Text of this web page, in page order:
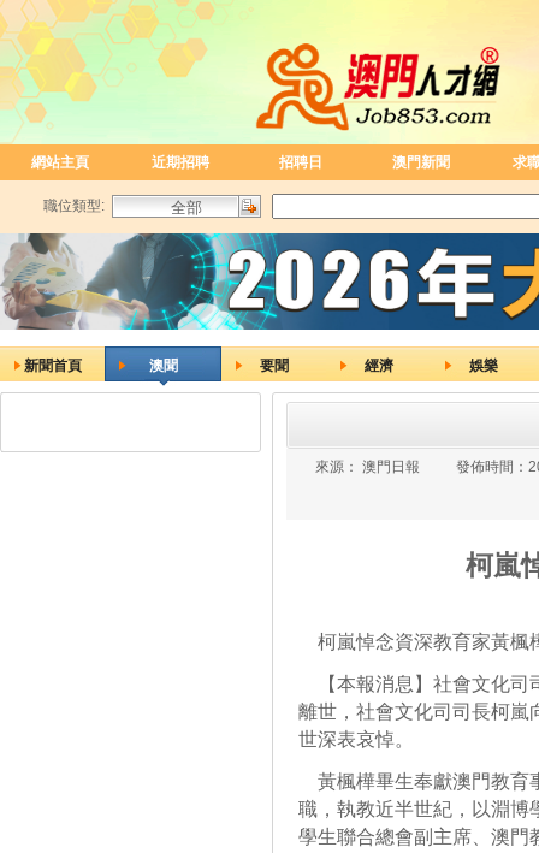
網站主頁 近期招聘 招聘日 澳門新聞 求
職位類型:
新聞首頁 澳聞 要聞 經濟 娛樂
來源： 澳門日報 發佈時間：
柯嵐
柯嵐悼念資深教育家黃楓
【本報消息】社會文化司
離世，社會文化司司長柯嵐
世深表哀悼。
黃楓樺畢生奉獻澳門教育
職，執教近半世紀，以淵博
學生聯合總會副主席、澳門